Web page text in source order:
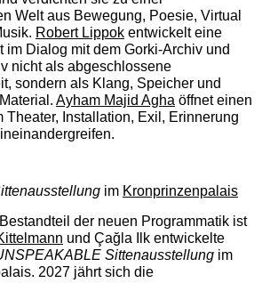
Welt aus Bewegung, Poesie, Virtual
Robert Lippokentwickelt eine
im Dialog mit dem Gorki-Archiv und
nicht als abgeschlossene
sondern als Klang, Speicher und
Ayham Majid Aghaöffnet einen
Theater, Installation, Exil, Erinnerung
im Kronprinzenpalais
der neuen Programmatik ist
und Çağla Ilk entwickelte
Sittenausstellungim
2027 jährt sich die